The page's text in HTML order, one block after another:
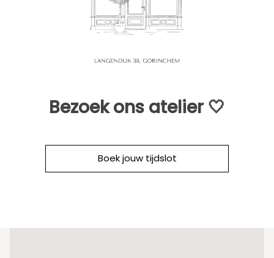
Bezoek ons atelier 🤍
Boek jouw tijdslot